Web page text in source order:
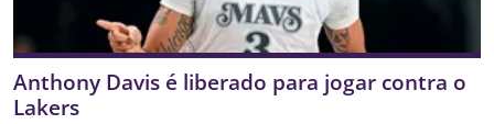
Anthony Davis é liberado para jogar contra o
Lakers